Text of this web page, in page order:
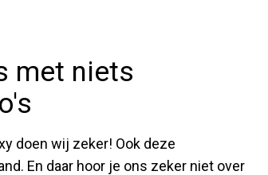
met niets
doen wij zeker! Ook deze
En daar hoor je ons zeker niet over